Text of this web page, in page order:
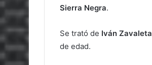
Sierra Negra.
Se trató de Iván
de edad.